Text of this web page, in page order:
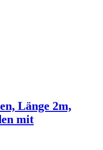
Länge 2m,
mit